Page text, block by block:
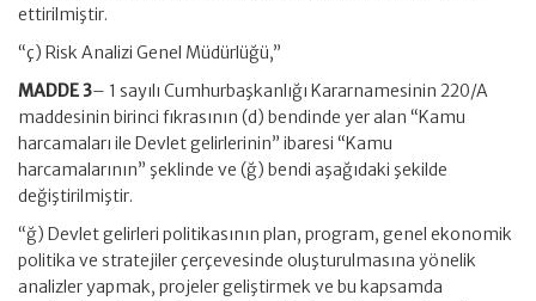
ettirilmiştir.
“ç) Risk Analizi Genel Müdürlüğü,”
MADDE 3– 1 sayılı Cumhurbaşkanlığı Kararnamesinin 220/A
maddesinin birinci fıkrasının (d) bendinde yer alan “Kamu
harcamaları ile Devlet gelirlerinin” ibaresi “Kamu
harcamalarının” şeklinde ve (ğ) bendi aşağıdaki şekilde
değiştirilmiştir.
“ğ) Devlet gelirleri politikasının plan, program, genel ekonomik
politika ve stratejiler çerçevesinde oluşturulmasına yönelik
analizler yapmak, projeler geliştirmek ve bu kapsamda